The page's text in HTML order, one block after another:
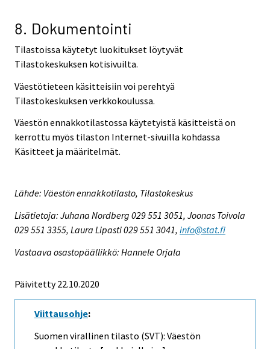
8. Dokumentointi
Tilastoissa käytetyt luokitukset löytyvät
Tilastokeskuksen kotisivuilta.
Väestötieteen käsitteisiin voi perehtyä
Tilastokeskuksen verkkokoulussa.
Väestön ennakkotilastossa käytetyistä käsitteistä on
kerrottu myös tilaston Internet-sivuilla kohdassa
Käsitteet ja määritelmät.
Lähde: Väestön ennakkotilasto, Tilastokeskus
Lisätietoja: Juhana Nordberg 029 551 3051, Joonas Toivola
029 551 3355, Laura Lipasti 029 551 3041, info@stat.fi
Vastaava osastopäällikkö: Hannele Orjala
Päivitetty 22.10.2020
Viittausohje:
Suomen virallinen tilasto (SVT): Väestön